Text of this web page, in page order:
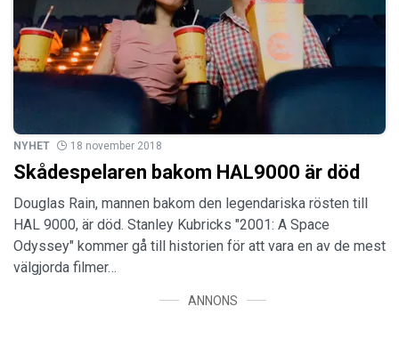
NYHET 18 november 2018
Skådespelaren bakom HAL9000 är död
Douglas Rain, mannen bakom den legendariska rösten till
HAL 9000, är död. Stanley Kubricks "2001: A Space
Odyssey" kommer gå till historien för att vara en av de mest
välgjorda filmer…
ANNONS